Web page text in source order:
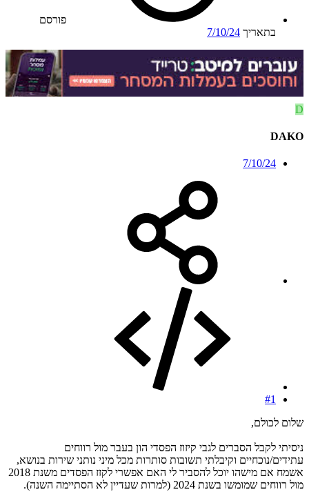
פורסם
בתאריך 7/10/24
D
DAKO
7/10/24
#1
שלום לכולם,
ניסיתי לקבל הסברים לגבי קיזוז הפסדי הון בעבר מול רווחים
עתידים/נוכחיים וקיבלתי תשובות סותרות מכל מיני נותני שירות בנושא,
אשמח אם מישהו יוכל להסביר לי האם אפשרי לקזז הפסדים משנת 2018
מול רווחים שמומשו בשנת 2024 (למרות שעדיין לא הסתיימה השנה).